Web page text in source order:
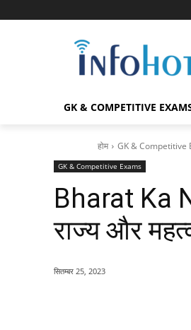
GK & COMPETITIVE
होम GK & Competitive
GK & Competitive Exams
Bharat Ka
राज्य और
सितम्बर 25, 2023